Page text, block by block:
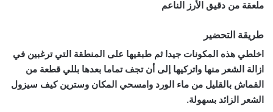
ملعقة من دقيق الأرز الناعم
طريقة التحضير
اخلطي هذه المكونات جيدا ثم طبقيها على المنطقة التي ترغبين في
ازالة الشعر منها واتركيها إلى أن تجف تماما بعدها بللي قطعة من
القماش بالقليل من ماء الورد وامسحي المكان وسترين كيف سيزول
الشعر الزائد بسهولة.